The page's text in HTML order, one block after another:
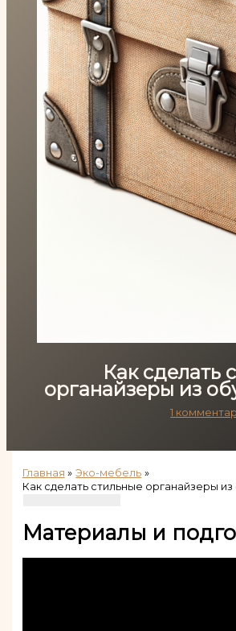
Как сделать
органайзеры из
1
Главная
Эко-мебель
Как сделать стильные органайзеры
Материалы и